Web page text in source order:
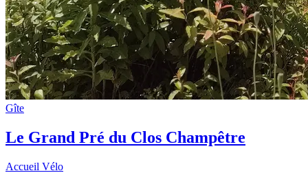
Gîte
Le Grand Pré du Clos Champêtre
Accueil Vélo